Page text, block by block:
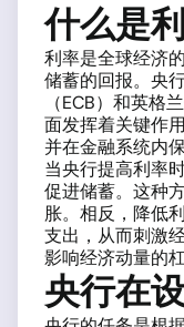
什么是
利率是全球经济
储蓄的回报。央
（ECB）和英格
面发挥着关键作
并在金融系统内保
当央行提高利率
促进储蓄。这种
胀。相反，降低
支出，从而刺激
影响经济动量的杠
央行在